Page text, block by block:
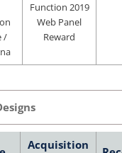
/
Function 2019
Web Panel
Reward
Acquisition